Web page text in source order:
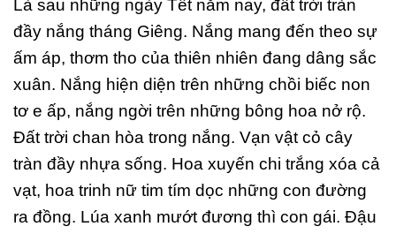
Là sau những ngày Tết năm nay, đất trời tràn
đầy nắng tháng Giêng. Nắng mang đến theo sự
ấm áp, thơm tho của thiên nhiên đang dâng sắc
xuân. Nắng hiện diện trên những chồi biếc non
tơ e ấp, nắng ngời trên những bông hoa nở rộ.
Đất trời chan hòa trong nắng. Vạn vật cỏ cây
tràn đầy nhựa sống. Hoa xuyến chi trắng xóa cả
vạt, hoa trinh nữ tim tím dọc những con đường
ra đồng. Lúa xanh mướt đương thì con gái. Đậu